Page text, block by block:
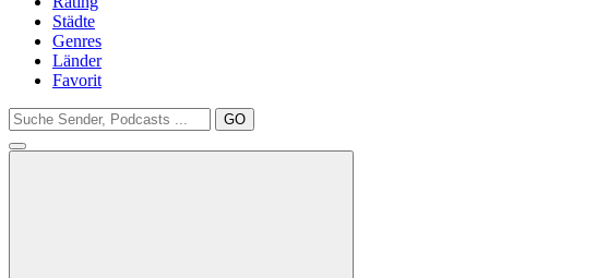
Städte
Genres
Länder
Favorit
GO